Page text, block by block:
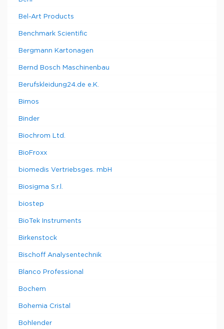
Bel-Art Products
Benchmark Scientific
Bergmann Kartonagen
Bernd Bosch Maschinenbau
Berufskleidung24.de e.K.
Bimos
Binder
Biochrom Ltd.
BioFroxx
biomedis Vertriebsges. mbH
Biosigma S.r.l.
biostep
BioTek Instruments
Birkenstock
Bischoff Analysentechnik
Blanco Professional
Bochem
Bohemia Cristal
Bohlender